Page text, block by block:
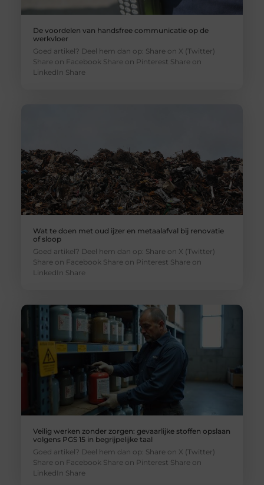
De voordelen van handsfree communicatie op de
werkvloer
Goed artikel? Deel hem dan op: Share on X (Twitter)
Share on Facebook Share on Pinterest Share on
LinkedIn Share
Wat te doen met oud ijzer en metaalafval bij renovatie
of sloop
Goed artikel? Deel hem dan op: Share on X (Twitter)
Share on Facebook Share on Pinterest Share on
LinkedIn Share
Veilig werken zonder zorgen: gevaarlijke stoffen opslaan
volgens PGS 15 in begrijpelijke taal
Goed artikel? Deel hem dan op: Share on X (Twitter)
Share on Facebook Share on Pinterest Share on
LinkedIn Share